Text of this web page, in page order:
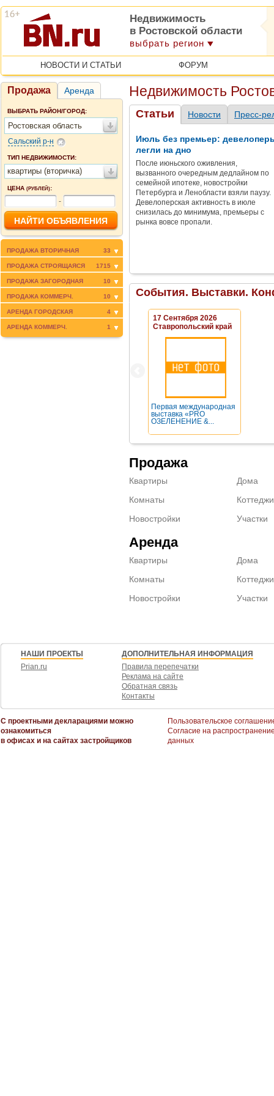
Недвижимость
в Ростовской области
выбрать регион
НОВОСТИ И СТАТЬИ ФОРУМ
Продажа Аренда
ВЫБРАТЬ РАЙОН/ГОРОД:
Ростовская область
Сальский р-н
ТИП НЕДВИЖИМОСТИ:
квартиры (вторичка)
ЦЕНА (РУБЛЕЙ):
-
ПРОДАЖА ВТОРИЧНАЯ 33
ПРОДАЖА СТРОЯЩАЯСЯ 1715
ПРОДАЖА ЗАГОРОДНАЯ 10
ПРОДАЖА КОММЕРЧ. 10
АРЕНДА ГОРОДСКАЯ 4
АРЕНДА КОММЕРЧ. 1
Недвижимость
Статьи Новости Пресс-
Июль без премьер:
легли на дно
После июньского оживления,
вызванного очередным дедлайном по
семейной ипотеке, новостройки
Петербурга и Ленобласти взяли паузу.
Девелоперская активность в июле
снизилась до минимума, премьеры с
рынка вовсе пропали.
События. Выставки.
17 Сентября 2026
Ставропольский край
Первая международная
выставка «PRO
ОЗЕЛЕНЕНИЕ &...
Продажа
Квартиры
Комнаты
Новостройки
Дома
Коттеджи
Участки
Аренда
Квартиры
Комнаты
Новостройки
Дома
Коттеджи
Участки
НАШИ ПРОЕКТЫ
Prian.ru
ДОПОЛНИТЕЛЬНАЯ ИНФОРМАЦИЯ
Правила перепечатки
Реклама на сайте
Обратная связь
Контакты
С проектными декларациями можно
ознакомиться
в офисах и на сайтах застройщиков
Пользовательское
Согласие на
данных